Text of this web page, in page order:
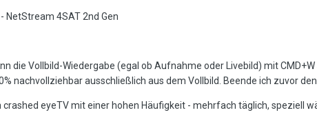
NetStream 4SAT 2nd Gen
die Vollbild-Wiedergabe (egal ob Aufnahme oder Livebild) mit
nachvollziehbar ausschließlich aus dem Vollbild. Beende ich zuvor
crashed eyeTV mit einer hohen Häufigkeit - mehrfach täglich, speziell